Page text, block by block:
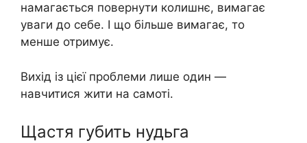
намагається повернути колишнє, вимагає
уваги до себе. І що більше вимагає, то
менше отримує.
Вихід із цієї проблеми лише один —
навчитися жити на самоті.
Щастя губить нудьга